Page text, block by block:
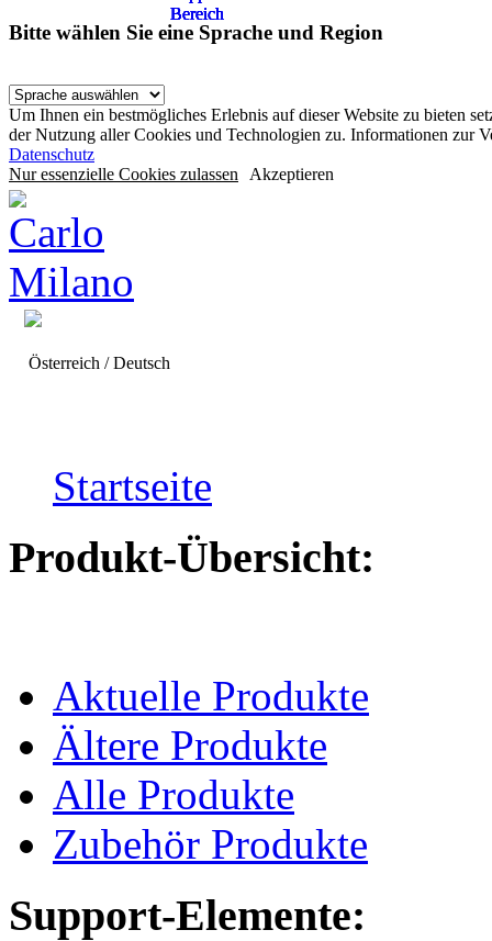
Bitte wählen Sie eine Sprache und Region
Um Ihnen ein bestmögliches Erlebnis auf dieser Website zu bieten
der Nutzung aller Cookies und Technologien zu. Informationen zur
Datenschutz
Nur essenzielle Cookies zulassen Akzeptieren
Österreich / Deutsch
Startseite
Produkt-Übersicht:
Aktuelle Produkte
Ältere Produkte
Alle Produkte
Zubehör Produkte
Support-Elemente:
Bereich
Bereich
Bereich
Bereich
Bereich